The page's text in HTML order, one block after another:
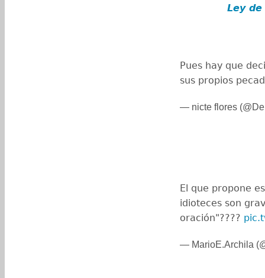
Ley
Pues hay que
sus propios
— nicte flores
El que propone
idioteces son
oración"????
— MarioE.Archila